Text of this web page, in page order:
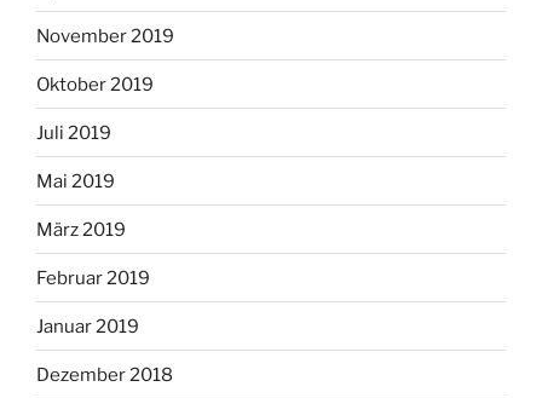
November 2019
Oktober 2019
Juli 2019
Mai 2019
März 2019
Februar 2019
Januar 2019
Dezember 2018